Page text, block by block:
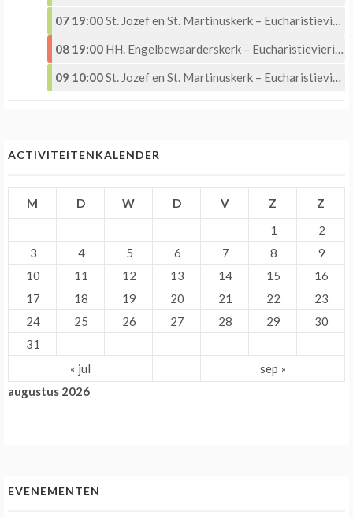
07 19:00St. Jozef en St. Martinuskerk – Eucharistieviering met Eucharistische aanbidding
08 19:00 HH. Engelbewaarderskerk – Eucharistieviering –
09 10:00St. Jozef en St. Martinuskerk – Eucharistieviering
ACTIVITEITENKALENDER
augustus 2026
M D W D V Z
Z
1
2
3
4 5 6 7 8
9
10
11 12 13 14 15
16
17
18 19 20 21 22
23
24
25 26 27 28 29
30
31
« jul
sep »
EVENEMENTEN